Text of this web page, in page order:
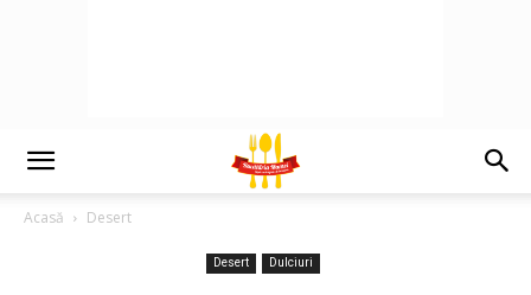
Acasă Desert
Desert Dulciuri